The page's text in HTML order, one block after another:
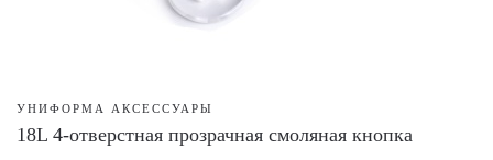
УНИФОРМА АКСЕССУАРЫ
18L 4-отверстная прозрачная смоляная кнопка